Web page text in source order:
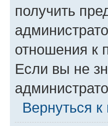
получить
отношения к
Если вы не
Вернуться к